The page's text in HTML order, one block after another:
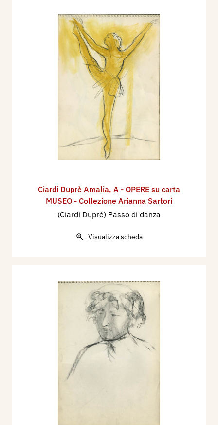
Ciardi Duprè Amalia, A - OPERE su carta
MUSEO - Collezione Arianna Sartori
(Ciardi Duprè) Passo di danza
Visualizza scheda